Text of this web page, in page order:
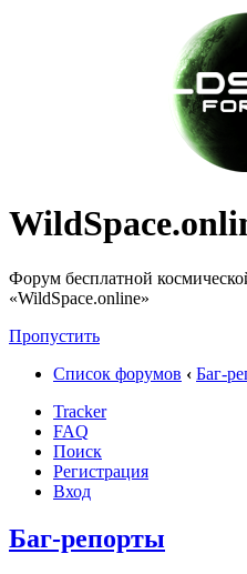
Форум бесплатной
«WildSpace.online»
Пропустить
Список форумов ‹ Баг-
Tracker
FAQ
Поиск
Регистрация
Вход
Баг-репорты